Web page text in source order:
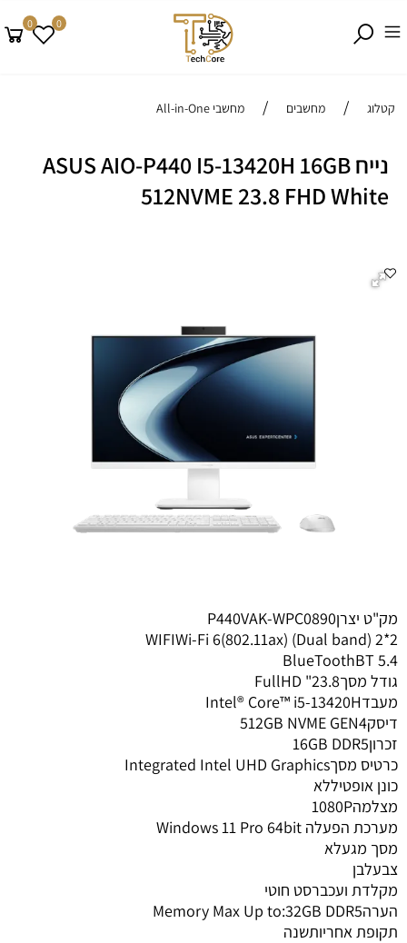
0 0
קטלוג / מחשבים / מחשבי All-in-One
נייח ASUS AIO-P440 I5-13420H 16GB
512NVME 23.8 FHD White
מק"ט יצרןP440VAK-WPC0890
WIFIWi-Fi 6(802.11ax) (Dual band) 2*2
BlueToothBT 5.4
גודל מסךFullHD "23.8
מעבדIntel® Core™ i5-13420H
דיסק512GB NVME GEN4
זכרון16GB DDR5
כרטיס מסךIntegrated Intel UHD Graphics
כונן אופטיללא
מצלמה1080P
מערכת הפעלה Windows 11 Pro 64bit
מסך מגעלא
צבעלבן
מקלדת ועכברסט חוטי
הערהMemory Max Up to:32GB DDR5
תקופת אחריותשנה